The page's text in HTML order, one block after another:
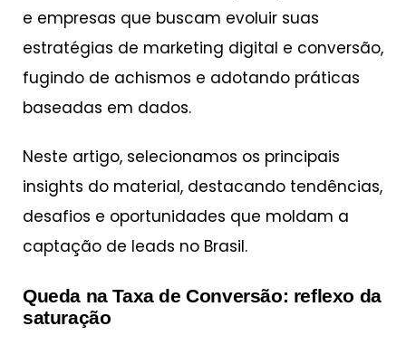
e empresas que buscam evoluir suas
estratégias de marketing digital e conversão,
fugindo de achismos e adotando práticas
baseadas em dados.
Neste artigo, selecionamos os principais
insights do material, destacando tendências,
desafios e oportunidades que moldam a
captação de leads no Brasil.
Queda na Taxa de Conversão: reflexo da
saturação